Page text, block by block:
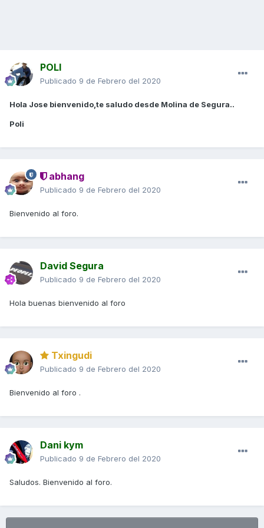
POLI
Publicado 9 de Febrero del 2020
Hola Jose bienvenido,te saludo desde Molina de Segura..
Poli
abhang
Publicado 9 de Febrero del 2020
Bienvenido al foro.
David Segura
Publicado 9 de Febrero del 2020
Hola buenas bienvenido al foro
Txingudi
Publicado 9 de Febrero del 2020
Bienvenido al foro .
Dani kym
Publicado 9 de Febrero del 2020
Saludos. Bienvenido al foro.